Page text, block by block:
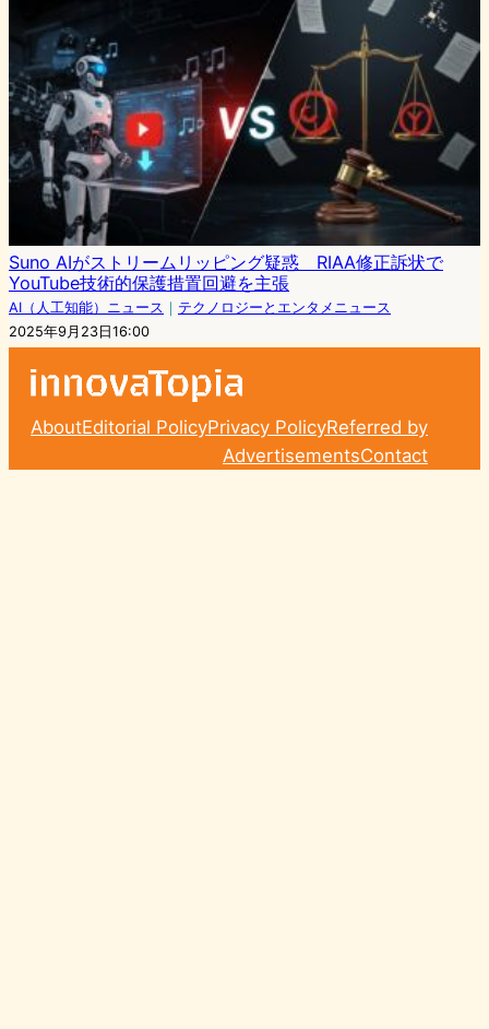
Suno AIがストリームリッピング疑惑 RIAA修正訴状で
YouTube技術的保護措置回避を主張
AI（人工知能）ニュース ｜ テクノロジーとエンタメニュース
2025年9月23日16:00
AboutEditorial PolicyPrivacy PolicyReferred by
AdvertisementsContact